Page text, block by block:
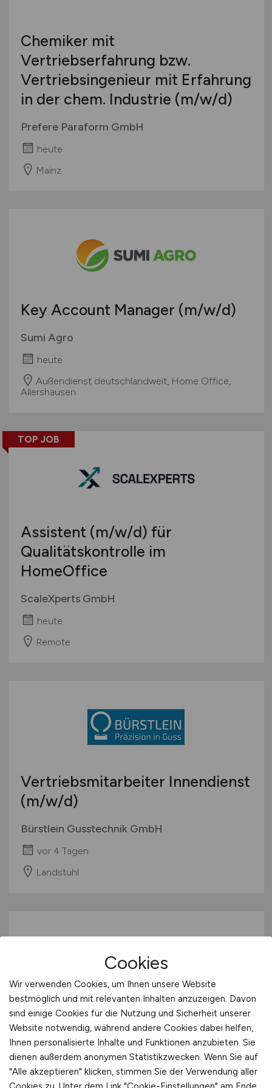
Medien (Film, Funk, TV, Verlage, Presse)
Medizin / Medizintechnik
Mess- / Steuer- / Regelungstechnik
Metall- / Stahlindustrie
Nahrungs- / Genussmittel
Öffentlicher Dienst / Verwaltung / Verbände
Optik
Personaldienstleistungen
Verkehr / Transport
Wellness / SPA / Sport
sonstige Dienstleistungen
sonstiges produzierendes Gewerbe
Chemiker mit
Vertriebserfahrung bzw.
Vertriebsingenieur mit Erfahrung
in der chem. Industrie (m/w/d)
Prefere Paraform GmbH
heute
Mainz
Key Account Manager (m/w/d)
Sumi Agro
heute
Außendienst deutschlandweit, Home Office,
Allershausen
TOP JOB
Assistent (m/w/d) für
Qualitätskontrolle im
HomeOffice
ScaleXperts GmbH
heute
Remote
Vertriebsmitarbeiter Innendienst
(m/w/d)
Bürstlein Gusstechnik GmbH
vor 4 Tagen
Landstuhl
Sales Enablement Specialist
(m/w/d)
Hays
vor 4 Tagen
Cookies
Wir verwenden Cookies, um Ihnen unsere Website
bestmöglich und mit relevanten Inhalten anzuzeigen. Davon
sind einige Cookies für die Nutzung und Sicherheit unserer
Website notwendig, während andere Cookies dabei helfen,
Ihnen personalisierte Inhalte und Funktionen anzubieten. Sie
dienen außerdem anonymen Statistikzwecken. Wenn Sie auf
"Alle akzeptieren" klicken, stimmen Sie der Verwendung aller